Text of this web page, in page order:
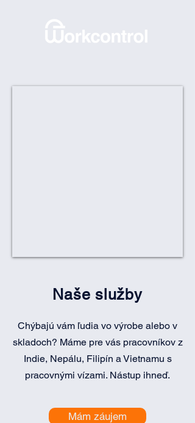
Naše služby
Chýbajú vám ľudia vo výrobe alebo v
skladoch? Máme pre vás pracovníkov z
Indie, Nepálu, Filipín a Vietnamu s
pracovnými vízami. Nástup ihneď.
Mám záujem